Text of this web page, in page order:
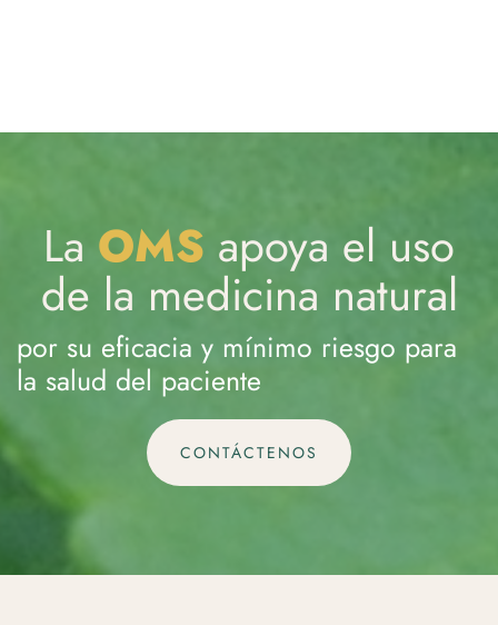
La OMS apoya el uso
de la medicina natural
por su eficacia y mínimo riesgo para
la salud del paciente
CONTÁCTENOS